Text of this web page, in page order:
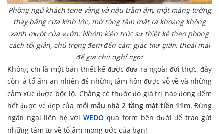
Phòng ngủ khách tone vàng và nâu trầm ấm, một mảng tường
thay bằng cửa kính lớn, mở rộng tầm mắt ra khoảng không
xanh mướt của vườn. Nhóm kiến trúc sư thiết kế theo phong
cách tối giản, chú trọng đem đến cảm giác thư giãn, thoải mái
để gia chủ nghỉ ngơi
Không chỉ là một bản thiết kế được đưa ra ngoài đời thực, đây
còn là tổ ấm an nhiên để những tâm hồn được vỗ về và những
cảm xúc được bộc lộ. Chẳng có thước đo giá trị nào đong đếm
hết được vẻ đẹp của mỗi mẫu nhà 2 tầng mặt tiền 11m. Đừng
ngần ngại liên hệ với WEDO qua form bên dưới để trao gửi
những tâm tư về tổ ấm mong ước của bạn!